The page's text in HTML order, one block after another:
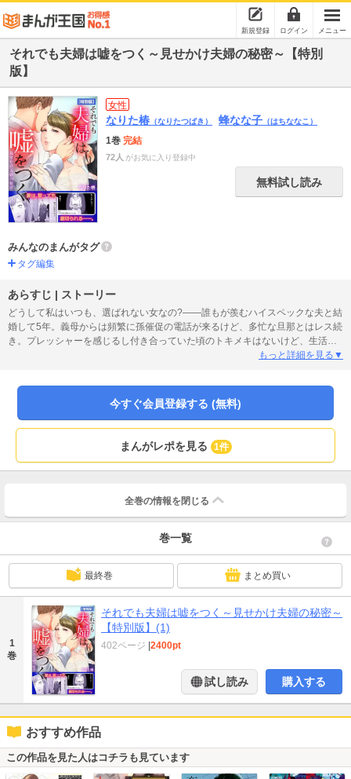
新規登録 ログイン メニュー
それでも夫婦は嘘をつく～見せかけ夫婦の秘密～【特別
版】
女性
なりた椿 （なりたつばき） 蜂なな子 （はちななこ）
1巻 完結
72人 がお気に入り登録中
無料試し読み
みんなのまんがタグ
タグ編集
あらすじ | ストーリー
どうして私はいつも、選ばれない女なの?――誰もが羨むハイスペックな夫と結
婚して5年。義母からは頻繁に孫催促の電話が来るけど、多忙な旦那とはレス続
き。プレッシャーを感じるし付き合っていた頃のトキメキはないけど、生活に
困ることもない。だからこれが日常の幸せなんだ…そう思っていた。友人から
したはずの過去から夫婦の秘密がこぼれ落ちていく。愛を誓ったあの日から裏
切っていたの?夫婦にだって秘密はある。この嘘、突き詰めるべき?それとも、
見ないふりをするべき?※本作品は「それでも夫婦は嘘をつく～見せかけ夫婦の
秘密～【完全版】」1巻から3巻の合冊版です。
もっと詳細を見る▼
今すぐ会員登録する (無料)
まんがレポを見る 1件
全巻の情報を 閉じる
巻一覧
最終巻 まとめ買い
1
巻
それでも夫婦は嘘をつく～見せかけ夫婦の秘密～
【特別版】(1)
402ページ 2400pt
試し読み 購入する
おすすめ作品
この作品を見た人はコチラも見ています